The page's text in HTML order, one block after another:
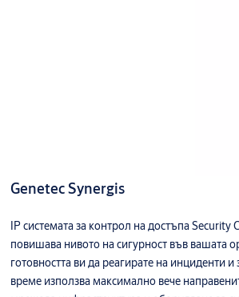
Genetec Synergis
IP системата за контрол на достъпа Security
повишава нивото на сигурност във вашата
готовността ви да реагирате на инциденти
време използва максимално вече